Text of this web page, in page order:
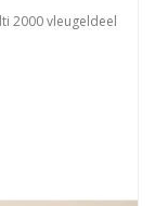
2000 vleugeldeel